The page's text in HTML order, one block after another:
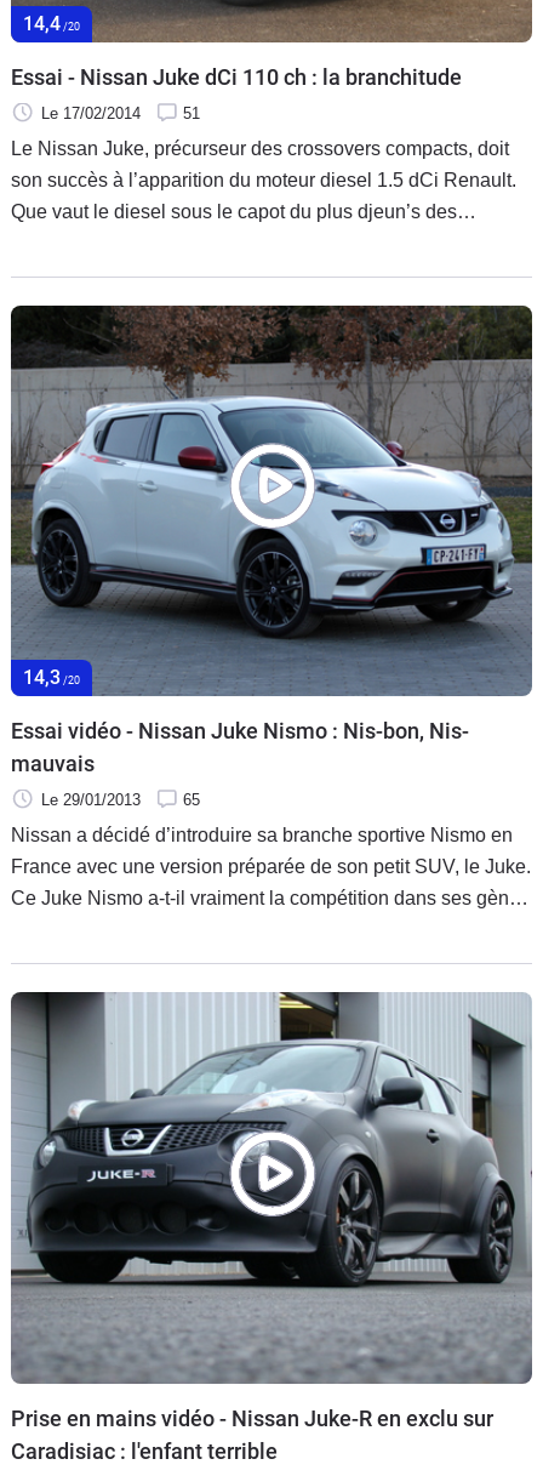
14,4 /20
Essai - Nissan Juke dCi 110 ch : la branchitude
Le 17/02/2014 51
Le Nissan Juke, précurseur des crossovers compacts, doit
son succès à l’apparition du moteur diesel 1.5 dCi Renault.
Que vaut le diesel sous le capot du plus djeun’s des
14,3 /20
Essai vidéo - Nissan Juke Nismo : Nis-bon, Nis-
mauvais
Le 29/01/2013 65
Nissan a décidé d’introduire sa branche sportive Nismo en
France avec une version préparée de son petit SUV, le Juke.
Ce Juke Nismo a-t-il vraiment la compétition dans ses gènes
passionnés ?
Prise en mains vidéo - Nissan Juke-R en exclu sur
Caradisiac : l'enfant terrible